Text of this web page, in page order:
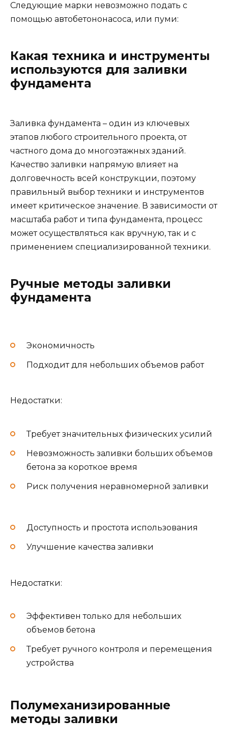
Следующие марки невозможно подать с
помощью автобетононасоса, или пуми:
Какая техника и инструменты
используются для заливки
фундамента
Заливка фундамента – один из ключевых
этапов любого строительного проекта, от
частного дома до многоэтажных зданий.
Качество заливки напрямую влияет на
долговечность всей конструкции, поэтому
правильный выбор техники и инструментов
имеет критическое значение. В зависимости от
масштаба работ и типа фундамента, процесс
может осуществляться как вручную, так и с
применением специализированной техники.
Ручные методы заливки
фундамента
Экономичность
Подходит для небольших объемов работ
Недостатки:
Требует значительных физических усилий
Невозможность заливки больших объемов
бетона за короткое время
Риск получения неравномерной заливки
Доступность и простота использования
Улучшение качества заливки
Недостатки:
Эффективен только для небольших
объемов бетона
Требует ручного контроля и перемещения
устройства
Полумеханизированные
методы заливки